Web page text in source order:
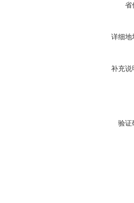
省
详细地
补充说
验证